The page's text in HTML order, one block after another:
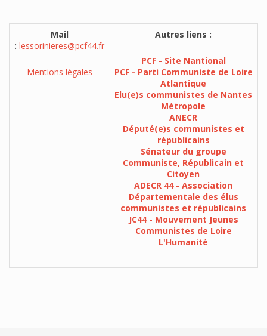
Mail
: lessorinieres@pcf44.fr
Mentions légales
Autres liens :
PCF - Site Nantional
PCF - Parti Communiste de Loire
Atlantique
Elu(e)s communistes de Nantes
Métropole
ANECR
Député(e)s communistes et
républicains
Sénateur du groupe
Communiste, Républicain et
Citoyen
ADECR 44 - Association
Départementale des élus
communistes et républicains
JC44 - Mouvement Jeunes
Communistes de Loire
L'Humanité